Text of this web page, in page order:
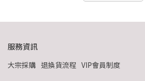
服務資訊
大宗採購 退換貨流程 VIP會員制度